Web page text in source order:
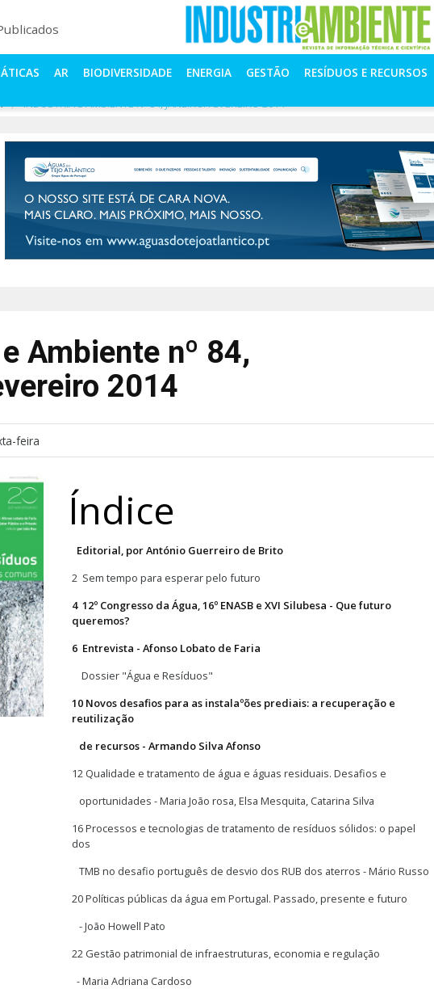
AR BIODIVERSIDADE ENERGIA GESTÃO RESÍDUOS E RECURSOS
INDÚSTRIA E AMBIENTE Nº 84, JANEIRO/FEVEREIRO 2014
Ambiente nº 84,
2014
feira
Índice
Editorial, por António Guerreiro de Brito
2 Sem tempo para esperar pelo futuro
4 12º Congresso da Água, 16º ENASB e XVI Silubesa - Que futuro
queremos?
6 Entrevista - Afonso Lobato de Faria
Dossier "Água e Resíduos"
10 Novos desafios para as instalaºões prediais: a recuperação e
reutilização
de recursos - Armando Silva Afonso
12 Qualidade e tratamento de água e águas residuais. Desafios e
oportunidades - Maria João rosa, Elsa Mesquita, Catarina Silva
16 Processos e tecnologias de tratamento de resíduos sólidos: o papel
dos
TMB no desafio português de desvio dos RUB dos aterros - Mário Russo
20 Políticas públicas da água em Portugal. Passado, presente e futuro
- João Howell Pato
22 Gestão patrimonial de infraestruturas, economia e regulação
- Maria Adriana Cardoso